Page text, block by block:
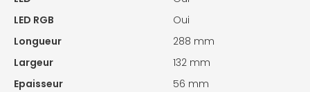
LED RGB
Oui
Longueur
288 mm
Largeur
132 mm
Epaisseur
56 mm